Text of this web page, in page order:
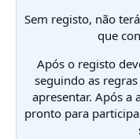
Sem registo, não
que
Após o registo
seguindo as
apresentar. Após a
pronto para